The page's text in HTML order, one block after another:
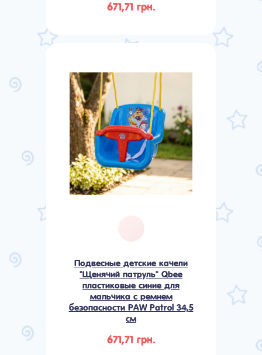
671,71 грн.
Подвесные детские качели
"Щенячий патруль" Qbee
пластиковые синие для
мальчика с ремнем
безопасности PAW Patrol 34,5
см
671,71 грн.